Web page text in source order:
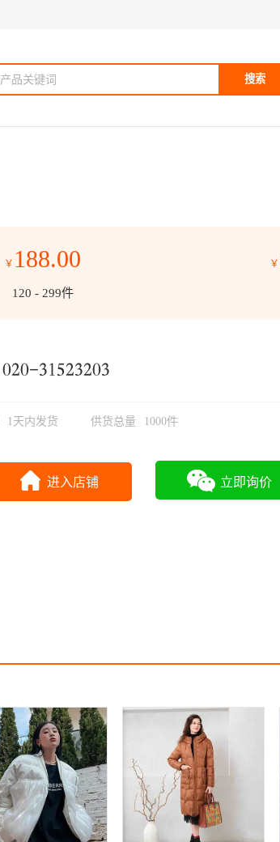
搜索
￥ 188.00
120 - 299件
￥
𐂻𐂶𐂻𐂼𐂵𐂴𐂽𐂶𐂵𐂶𐂻𐂵
1天内发货 供货总量 1000件
进入店铺 立即询价